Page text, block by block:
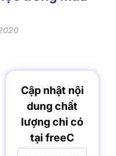
Cập nhật nội
dung chất
lượng chỉ có
tại freeC